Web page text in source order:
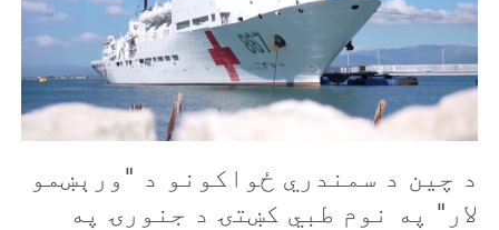
د چين د سمندري ځواکونو د "ورېښمو
لار" په نوم طبي کښتۍ د جنورۍ په